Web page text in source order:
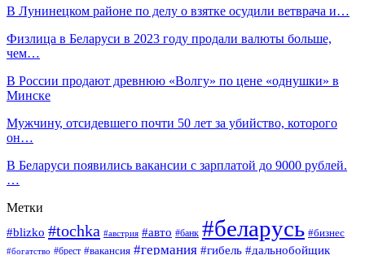
В Лунинецком районе по делу о взятке осудили ветврача и…
Физлица в Беларуси в 2023 году продали валюты больше,
чем…
В России продают древнюю «Волгу» по цене «однушки» в
Минске
Мужчину, отсидевшего почти 50 лет за убийство, которого
он…
В Беларуси появились вакансии с зарплатой до 9000 рублей.
…
Метки
#blizko #tochka #австрия #авто #банк #беларусь #бизнес
#богатство #брест #вакансия #германия #гибель #дальнобойщик